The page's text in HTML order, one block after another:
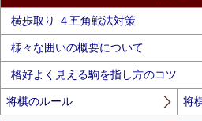
横歩取り ４五角戦法対策
様々な囲いの概要について
格好よく見える駒を指し方のコツ
将棋のルール 将